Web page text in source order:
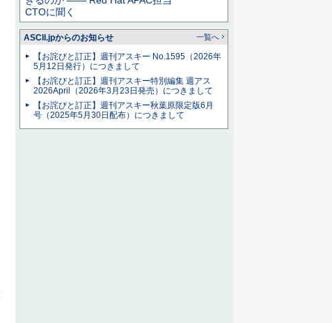
CTOに聞く
ASCII.jpからのお知らせ 一覧へ
【お詫びと訂正】週刊アスキー No.1595（2026年
5月12日発行）につきまして
【お詫びと訂正】週刊アスキー特別編集 週アス
2026April（2026年3月23日発売）につきまして
【お詫びと訂正】週刊アスキー秋葉原限定版6月
号（2025年5月30日配布）につきまして